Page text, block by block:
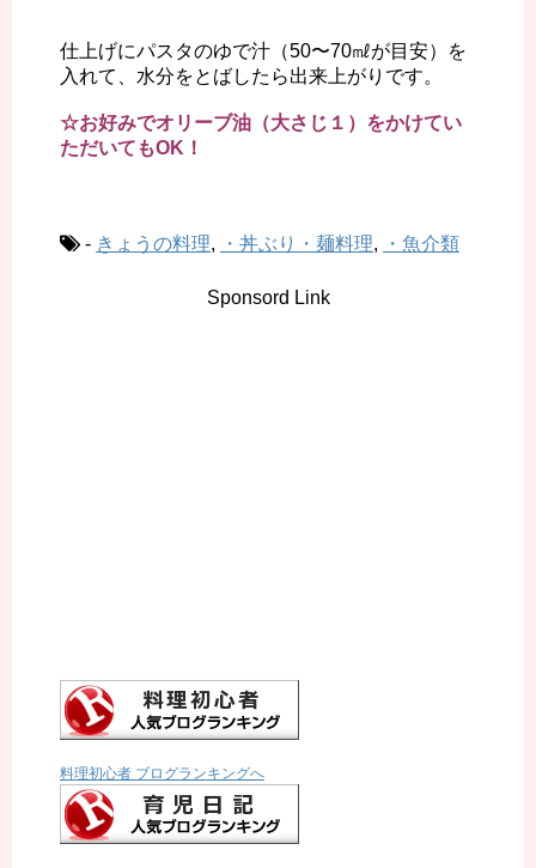
仕上げにパスタのゆで汁（50〜70㎖が目安）を
入れて、水分をとばしたら出来上がりです。
☆お好みでオリーブ油（大さじ１）をかけてい
ただいてもOK！
- きょうの料理, ・丼ぶり・麺料理, ・魚介類
Sponsord Link
料理初心者 ブログランキングへ